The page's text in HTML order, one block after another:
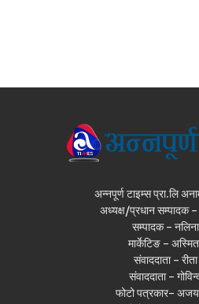
अन्नपूर्ण टाइम्स प्रा.लि
अध्यक्ष/प्रधान सम्पादक -
सम्पादक -
मार्केटिङ -
संवाददाता -
संवाददाता -
फोटो पत्रकार- अजय